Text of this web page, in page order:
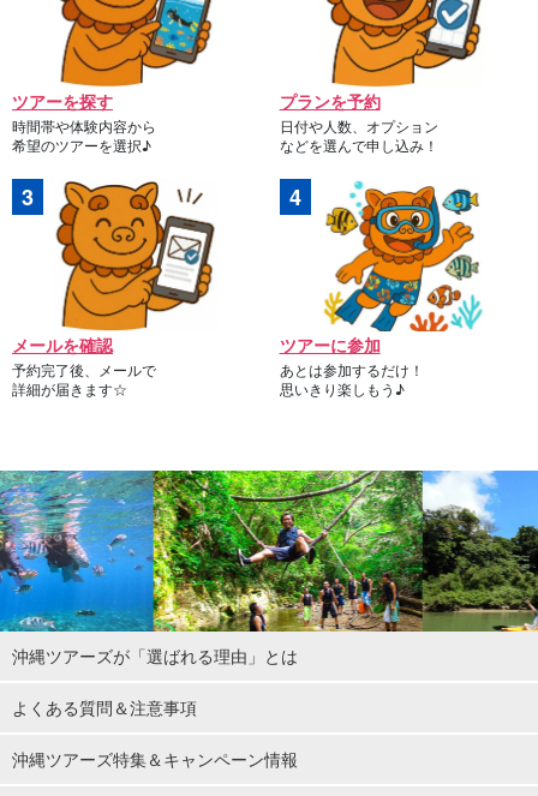
ツアーを探す
時間帯や体験内容から
希望のツアーを選択♪
プランを予約
日付や人数、オプション
などを選んで申し込み！
メールを確認
予約完了後、メールで
詳細が届きます☆
ツアーに参加
あとは参加するだけ！
思いきり楽しもう♪
沖縄ツアーズが「選ばれる理由」とは
よくある質問＆注意事項
沖縄ツアーズ特集＆キャンペーン情報